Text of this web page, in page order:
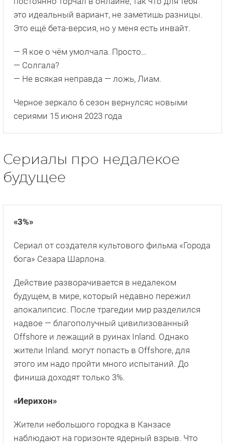
это идеальный вариант, не заметишь разницы.
Это ещё бета-версия, но у меня есть инвайт.
— Я кое о чём умолчала. Просто…
— Солгала?
— Не всякая неправда — ложь, Лиам.
Черное зеркало 6 сезон вернулсяс новыми
сериями 15 июня 2023 года
Сериалы про недалекое
будущее
«3%»
Сериал от создателя культового фильма «Города
бога» Сезара Шарлона.
Действие разворачивается в недалеком
будущем, в мире, который недавно пережил
апокалипсис. После трагедии мир разделился
надвое — благополучный цивилизованный
Offshore и лежащий в руинах Inland. Однако
жители Inland. могут попасть в Offshore, для
этого им надо пройти много испытаний. До
финиша доходят только 3%.
«Иерихон»
Жители небольшого городка в Канзасе
наблюдают на горизонте ядерный взрыв. Что